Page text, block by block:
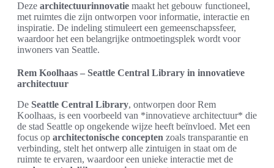
Deze architectuurinnovatie maakt het gebouw functioneel,
met ruimtes die zijn ontworpen voor informatie, interactie en
inspiratie. De indeling stimuleert een gemeenschapssfeer,
waardoor het een belangrijke ontmoetingsplek wordt voor
inwoners van Seattle.
Rem Koolhaas – Seattle Central Library in innovatieve
architectuur
De Seattle Central Library, ontworpen door Rem
Koolhaas, is een voorbeeld van *innovatieve architectuur* die
de stad Seattle op ongekende wijze heeft beïnvloed. Met een
focus op architectonische concepten zoals transparantie en
verbinding, stelt het ontwerp alle zintuigen in staat om de
ruimte te ervaren, waardoor een unieke interactie met de